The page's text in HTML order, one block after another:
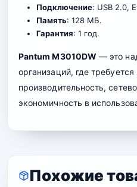
Подключение: USB 2.0,
Память: 128 МБ.
Гарантия: 1 год.
Pantum M3010DW — это
организаций, где
производительность,
экономичность в
Похожие